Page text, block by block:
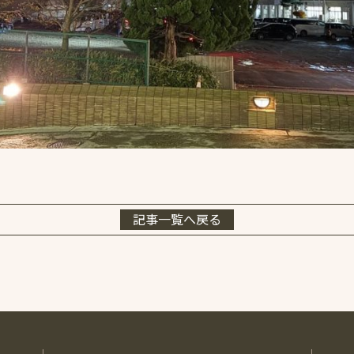
記事一覧へ戻る